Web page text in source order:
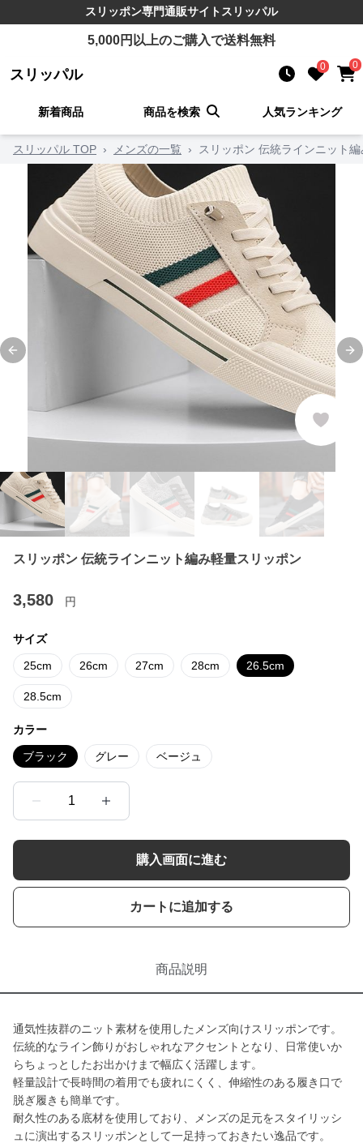
スリッポン専門通販サイト スリッパル
5,000円以上のご購入で送料無料
スリッパル 0 0
新着商品 商品を検索 人気ランキング
スリッパル TOP › メンズの一覧 › スリッポン 伝統ラインニット
Previous slide
スリッポン 伝統ラインニット編み軽量スリッポン
3,580 円
サイズ
25cm 26cm 27cm 28cm 26.5cm
28.5cm
カラー
ブラック グレー ベージュ
1
購入画面に進む
カートに追加する
商品説明
通気性抜群のニット素材を使用したメンズ向けスリッポンです。
伝統的なライン飾りがおしゃれなアクセントとなり、日常使いか
らちょっとしたお出かけまで幅広く活躍します。
軽量設計で長時間の着用でも疲れにくく、伸縮性のある履き口で
脱ぎ履きも簡単です。
耐久性のある底材を使用しており、メンズの足元をスタイリッシ
ュに演出するスリッポンとして一足持っておきたい逸品です。